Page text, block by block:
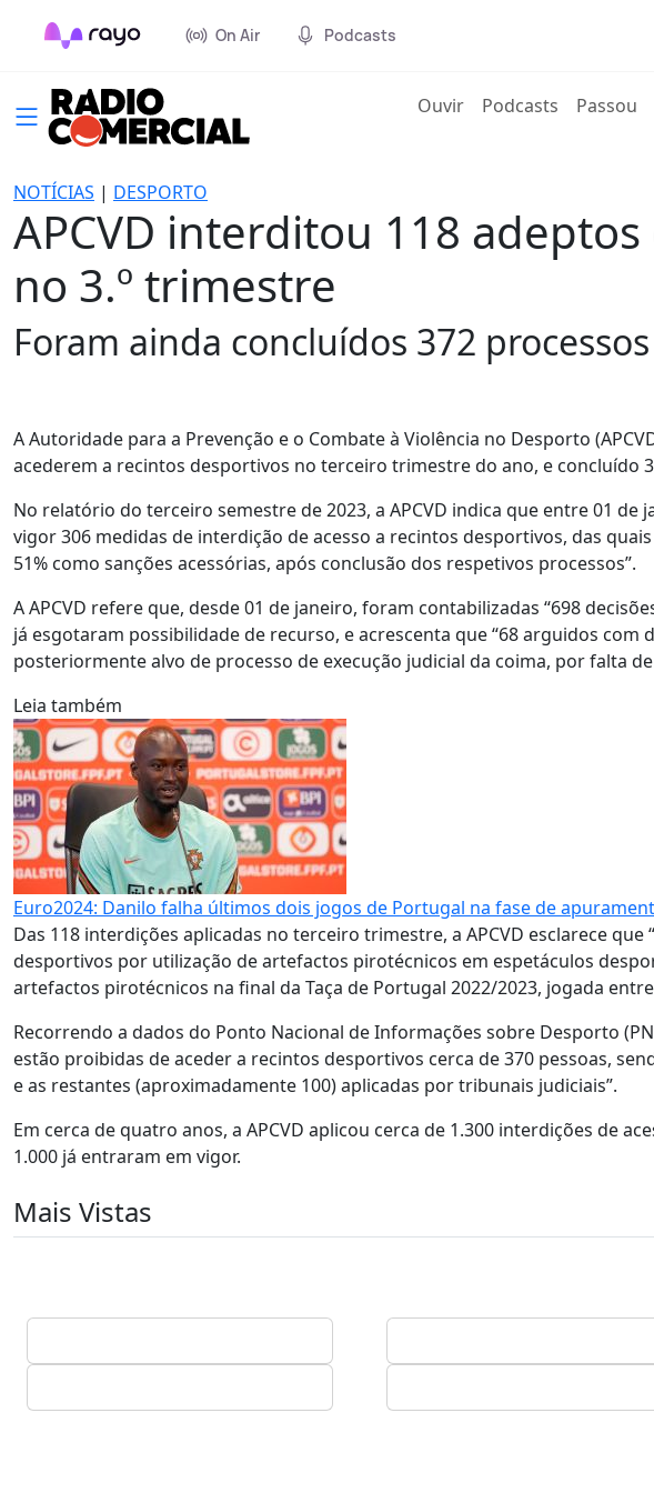
On Air Podcasts
Ouvir(current)
Podcasts Passou
NOTÍCIAS | DESPORTO
APCVD interditou 118
no 3.º trimestre
Foram ainda concluídos 372
A Autoridade para a Prevenção e o Combate à Violência no Desporto
acederem a recintos desportivos no terceiro trimestre do ano, e concluído
No relatório do terceiro semestre de 2023, a APCVD indica que entre 01 de
vigor 306 medidas de interdição de acesso a recintos desportivos, das
51% como sanções acessórias, após conclusão dos respetivos processos”.
A APCVD refere que, desde 01 de janeiro, foram contabilizadas “698
já esgotaram possibilidade de recurso, e acrescenta que “68 arguidos
posteriormente alvo de processo de execução judicial da coima, por falta
Leia também
Euro2024: Danilo falha últimos dois jogos de Portugal na fase de
Das 118 interdições aplicadas no terceiro trimestre, a APCVD esclarece
desportivos por utilização de artefactos pirotécnicos em espetáculos
artefactos pirotécnicos na final da Taça de Portugal 2022/2023, jogada
Recorrendo a dados do Ponto Nacional de Informações sobre Desporto
estão proibidas de aceder a recintos desportivos cerca de 370 pessoas,
e as restantes (aproximadamente 100) aplicadas por tribunais judiciais”.
Em cerca de quatro anos, a APCVD aplicou cerca de 1.300 interdições de
1.000 já entraram em vigor.
Mais Vistas